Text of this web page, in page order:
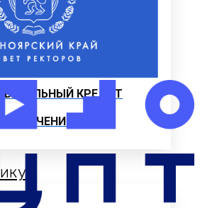
ЗАКОНОДАТЕЛЬСТВО
ДОКУМЕНТОВ
КРЕДИТ
ОБУЧЕНИЕ